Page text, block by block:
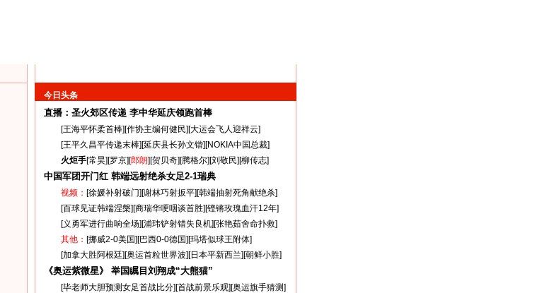
今日头条
直播：圣火郊区传递 李中华延庆领跑首棒
[王海平怀柔首棒][作协主编何健民][大运会飞人迎祥云]
[王平久昌平传递末棒][延庆县长孙文锴][NOKIA中国总裁]
火炬手[常昊][罗京][郎朗][贺贝奇][腾格尔][刘敬民][柳传志]
中国军团开门红 韩端远射绝杀女足2-1瑞典
视频： [徐媛补射破门][谢林巧射扳平][韩端抽射死角献绝杀]
[百球见证韩端涅槃][商瑞华哽咽谈首胜][铿锵玫瑰血汗12年]
[义勇军进行曲响全场][浦玮铲射错失良机][张艳茹舍命扑救]
其他： [挪威2-0美国][巴西0-0德国][玛塔似球王附体]
[加拿大胜阿根廷][奥运首粒世界波][日本平新西兰][朝鲜小胜]
《奥运紫微星》 举国瞩目刘翔成“大熊猫”
[毕老师大胆预测女足首战比分][首战前景乐观][奥运旗手猜测]